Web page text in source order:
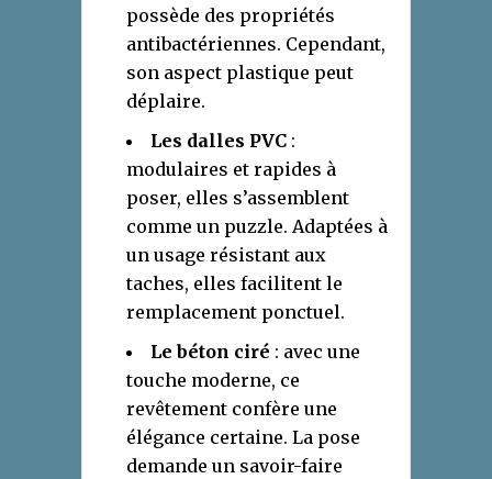
possède des propriétés
antibactériennes. Cependant,
son aspect plastique peut
déplaire.
Les dalles PVC :
modulaires et rapides à
poser, elles s’assemblent
comme un puzzle. Adaptées à
un usage résistant aux
taches, elles facilitent le
remplacement ponctuel.
Le béton ciré : avec une
touche moderne, ce
revêtement confère une
élégance certaine. La pose
demande un savoir-faire